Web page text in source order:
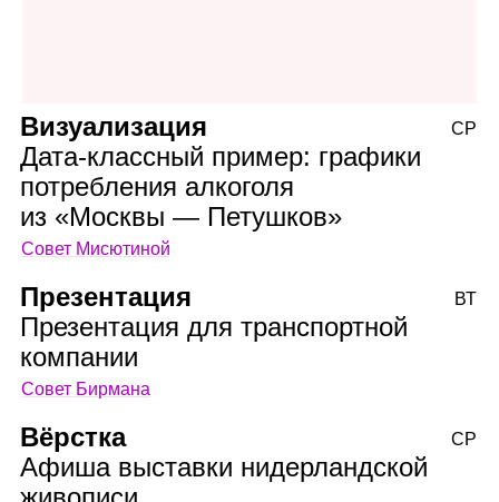
Визуализация
Дата‑классный пример: графики
потребления алкоголя
из «Москвы — Петушков»
Совет Мисютиной
СР
Презентация
Презентация для транспортной
компании
Совет Бирмана
ВТ
Вёрстка
Афиша выставки нидерландской
СР